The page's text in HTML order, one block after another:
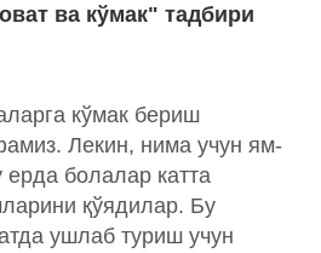
ва кўмак" тадбири
кўмак бериш
Лекин, нима учун ям-
болалар катта
қўядилар. Бу
ушлаб туриш учун